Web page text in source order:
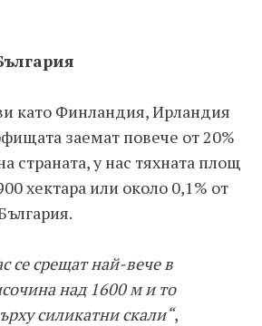
като Финландия, Ирландия
заемат повече от 20%
страната, у нас тяхната площ
хектара или около 0,1% от
се срещат най-вече в
над 1600 м и то
силикатни скали“,